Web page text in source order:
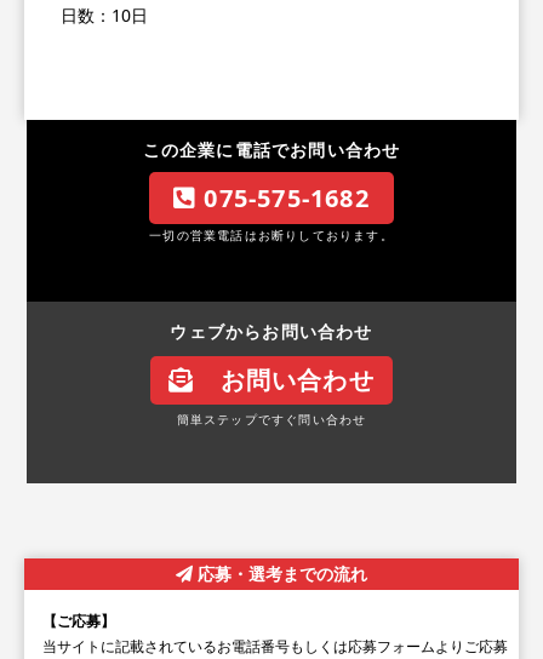
日数：10日
この企業に電話でお問い合わせ
075-575-1682
一切の営業電話はお断りしております。
ウェブからお問い合わせ
お問い合わせ
簡単ステップですぐ問い合わせ
応募・選考までの流れ
【ご応募】
当サイトに記載されているお電話番号もしくは応募フォームよりご応募